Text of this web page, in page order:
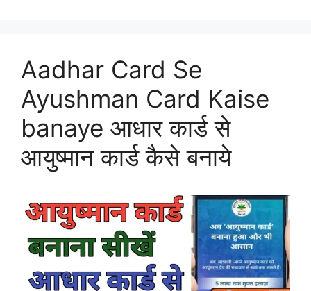
Aadhar Card Se
Ayushman Card Kaise
banaye आधार कार्ड से
आयुष्मान कार्ड कैसे बनाये